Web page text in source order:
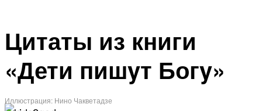
Цитаты из книги
«Дети пишyт Богy»
Иллюстрация: Нино Чакветадзе